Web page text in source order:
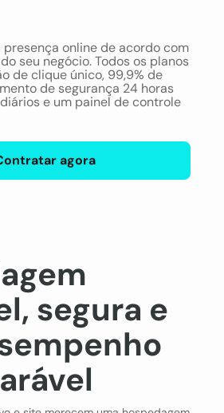
presença online de acordo com
seu negócio. Todos os planos
de clique único, 99,9% de
de segurança 24 horas
e um painel de controle
agora
segura e